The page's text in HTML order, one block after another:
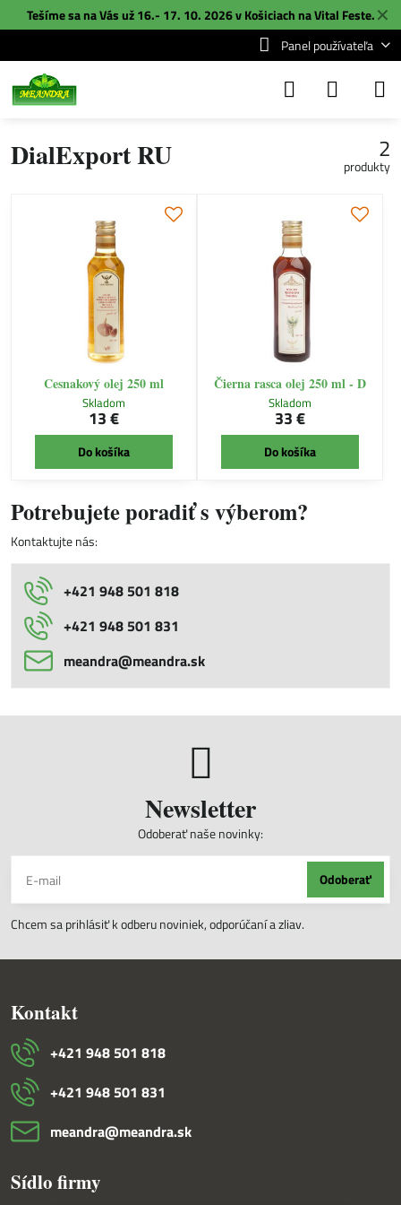
✕
Tešíme sa na Vás už 16.- 17. 10. 2026 v Košiciach naVital Feste.
Panel používateľa
DialExport RU 2
produkty
Cesnakový olej 250 ml
Skladom
13 €
Do košíka
Čierna rasca olej 250 ml - D
Skladom
33 €
Do košíka
Potrebujete poradiť s výberom?
Kontaktujte nás:
+421 948 501 818
+421 948 501 831
meandra​@meandra​.sk
Newsletter
Odoberať naše novinky:
Odoberať
Chcem sa prihlásiť k odberu noviniek, odporúčaní a zliav.
Kontakt
+421 948 501 818
+421 948 501 831
meandra​@meandra​.sk
Sídlo firmy